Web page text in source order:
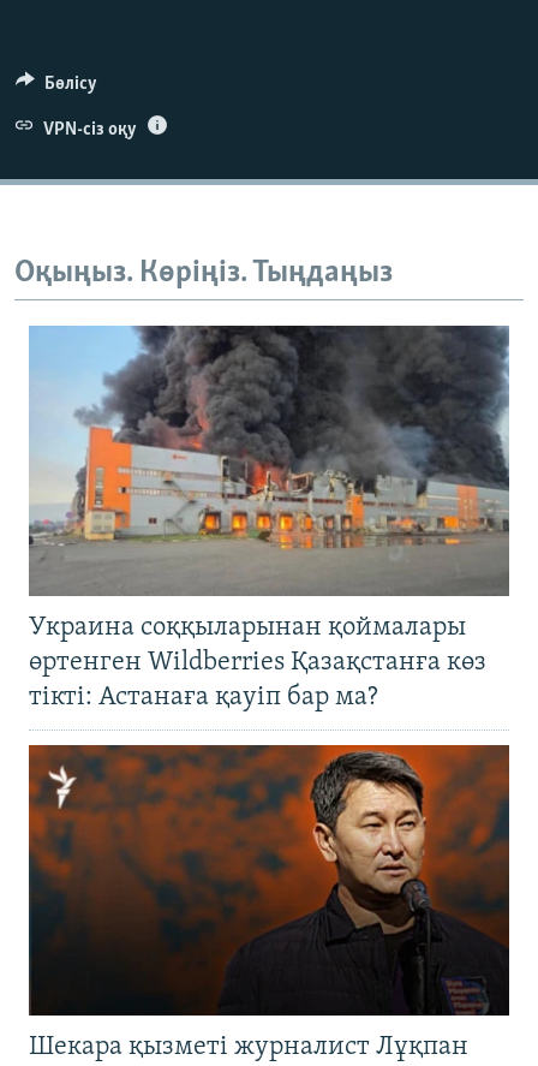
Бөлісу
VPN-сіз оқу
Оқыңыз. Көріңіз. Тыңдаңыз
Украина соққыларынан қоймалары
өртенген Wildberries Қазақстанға көз
тікті: Астанаға қауіп бар ма?
Шекара қызметі журналист Лұқпан